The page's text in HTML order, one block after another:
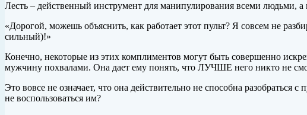
Лесть – действенный инструмент для манипулирования всеми людьми,
«Дорогой, можешь объяснить, как работает этот пульт? Я совсем не
сильный)!»
Конечно, некоторые из этих комплиментов могут быть совершенно
мужчину похвалами. Она дает ему понять, что ЛУЧШЕ него никто не
Это вовсе не означает, что она действительно не способна
не воспользоваться им?